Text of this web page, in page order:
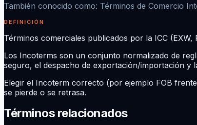
También conocido como: Términos de Comercio
DEFINICIÓN
Términos comerciales publicados por la ICC
Los Incoterms son un conjunto normalizado de
seguro, el despacho de exportación/importación y
Elegir el Incoterm correcto (por ejemplo FOB
se pierde o se retrasa.
Términos relacionados